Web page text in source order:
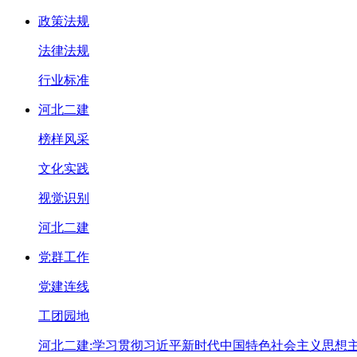
政策法规
法律法规
行业标准
河北二建
榜样风采
文化实践
视觉识别
河北二建
党群工作
党建连线
工团园地
河北二建:学习贯彻习近平新时代中国特色社会主义思想